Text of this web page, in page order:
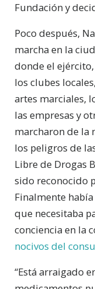
Fundación y
Poco después,
marcha en la
donde el
los clubes
artes marciales,
las empresas y
marcharon de la
los peligros de
Libre de Drogas
sido reconocido
Finalmente
que necesitaba
conciencia en la
nocivos del
“Está arraigado